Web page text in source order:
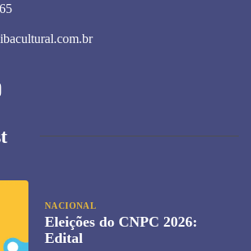
NACIONAL
Eleições do CNPC 2026:
Edital